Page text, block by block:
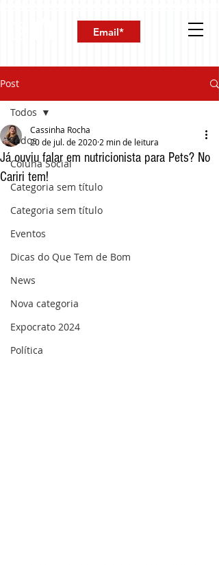
Post
Todos
Coluna Social
Categoria sem título
Categoria sem título
Eventos
Dicas do Que Tem de Bom
News
Nova categoria
Expocrato 2024
Política
Todos
Já ouviu falar em nutricionista para Pets? No
Cariri tem!
Cassinha Rocha
20 de jul. de 2020 2 min de leitura